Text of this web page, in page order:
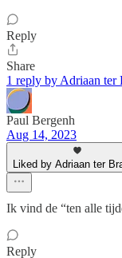
Reply
Share
1 reply by Adriaan ter
Paul Bergenh
Aug 14, 2023
Liked by Adriaan ter
Ik vind de “ten alle
Reply